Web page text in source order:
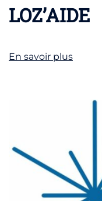
LOZ’AIDE
En savoir plus